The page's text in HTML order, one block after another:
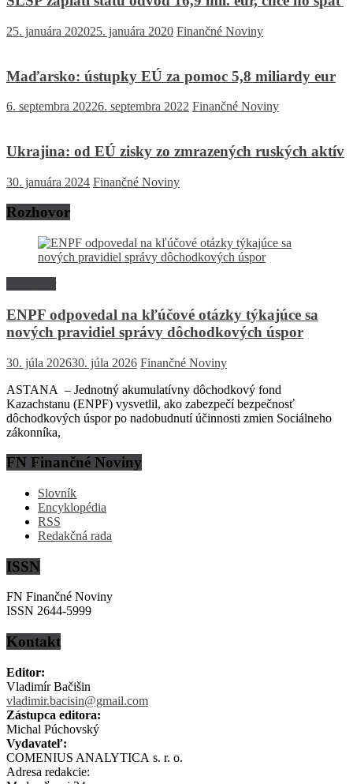
25. januára 202025. januára 2020 Finančné Noviny
Maďarsko: ústupky EÚ za pomoc 5,8 miliardy eur
6. septembra 20226. septembra 2022 Finančné Noviny
Ukrajina: od EÚ zisky zo zmrazených ruských aktív
30. januára 2024 Finančné Noviny
Rozhovor
ENPF odpovedal na kľúčové otázky týkajúce sa
nových pravidiel správy dôchodkových úspor
30. júla 202630. júla 2026 Finančné Noviny
ASTANA – Jednotný akumulatívny dôchodkový fond
Kazachstanu (ENPF) vysvetlil, ako zabezpečí bezpečnosť
dôchodkových úspor po nadobudnutí účinnosti zmien Sociálneho
zákonníka,
FN Finančné Noviny
Slovník
Encyklopédia
RSS
Redakčná rada
ISSN
FN Finančné Noviny
ISSN 2644-5999
Kontakt
Editor:
Vladimír Bačišin
vladimir.bacisin@gmail.com
Zástupca editora:
Michal Púchovský
Vydavateľ:
COMENIUS ANALYTICA s. r. o.
Adresa redakcie: